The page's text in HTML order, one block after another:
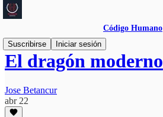
Código Humano
Suscribirse
Iniciar sesión
El dragón moderno
Jose Betancur
abr 22